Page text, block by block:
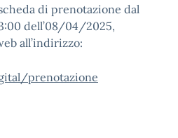
di prenotazione dal
dell’08/04/2025,
all’indirizzo:
prenotazione